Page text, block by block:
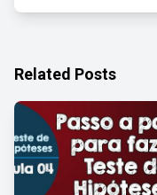
Related Posts